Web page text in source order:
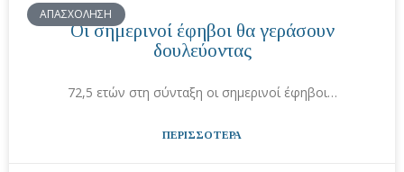
ΑΠΑΣΧΟΛΗΣΗ
Οι σημερινοί έφηβοι θα γεράσουν
δουλεύοντας
72,5 ετών στη σύνταξη οι σημερινοί έφηβοι…
ΠΕΡΙΣΣΟΤΕΡΑ